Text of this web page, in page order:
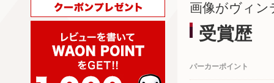
画像がヴィン
受賞歴
パーカーポイント